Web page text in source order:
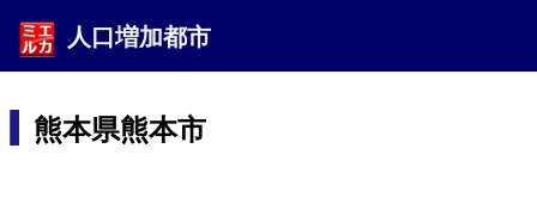
人口増加都市
熊本県熊本市